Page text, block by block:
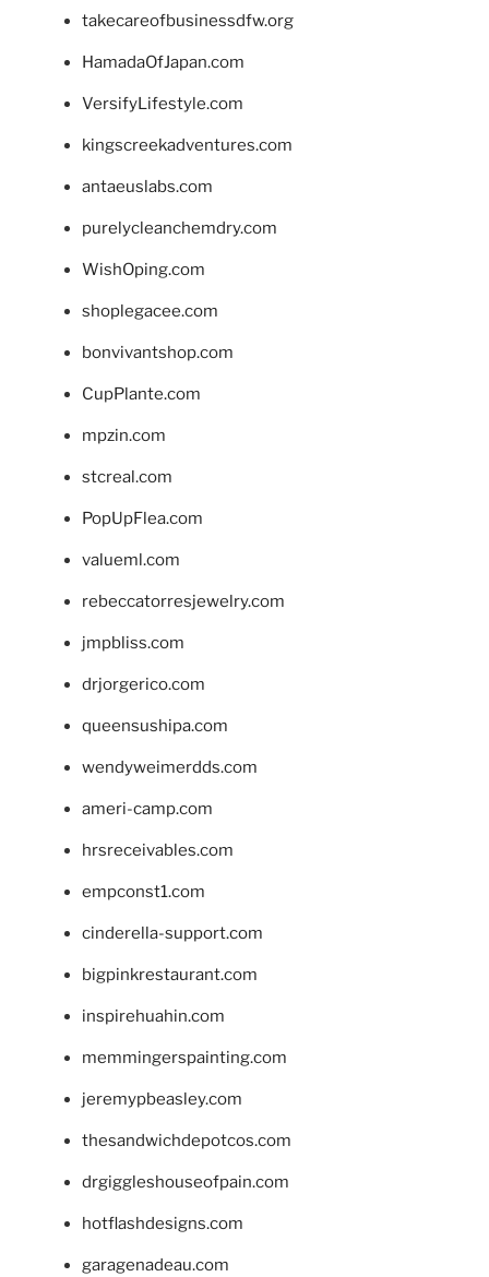
takecareofbusinessdfw.org
HamadaOfJapan.com
VersifyLifestyle.com
kingscreekadventures.com
antaeuslabs.com
purelycleanchemdry.com
WishOping.com
shoplegacee.com
bonvivantshop.com
CupPlante.com
mpzin.com
stcreal.com
PopUpFlea.com
valueml.com
rebeccatorresjewelry.com
jmpbliss.com
drjorgerico.com
queensushipa.com
wendyweimerdds.com
ameri-camp.com
hrsreceivables.com
empconst1.com
cinderella-support.com
bigpinkrestaurant.com
inspirehuahin.com
memmingerspainting.com
jeremypbeasley.com
thesandwichdepotcos.com
drgiggleshouseofpain.com
hotflashdesigns.com
garagenadeau.com